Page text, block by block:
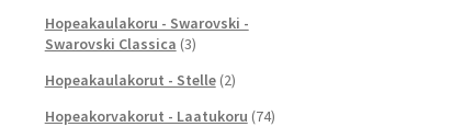
Hopeakaulakoru - Swarovski -
Swarovski Classica (3)
Hopeakaulakorut - Stelle (2)
Hopeakorvakorut - Laatukoru (74)